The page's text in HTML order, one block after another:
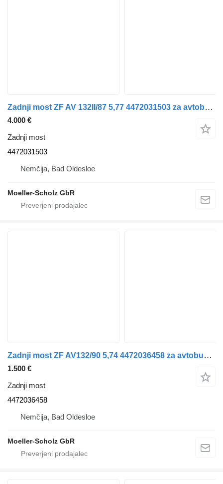
Zadnji most ZF AV 132II/87 5,77 4472031503 za avtobus Mercedes-Benz Setra / Citaro
4.000 €
Zadnji most
4472031503
Nemčija, Bad Oldesloe
Moeller-Scholz GbR
Zadnji most ZF AV132/90 5,74 4472036458 za avtobus MAN Lions City A21
1.500 €
Zadnji most
4472036458
Nemčija, Bad Oldesloe
Moeller-Scholz GbR